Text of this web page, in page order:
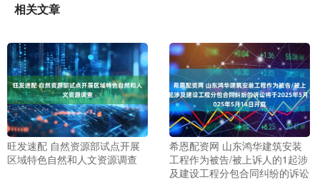
相关文章
旺发速配 自然资源部试点开展
区域特色自然和人文资源调查
希恩配资网 山东鸿华建筑安装
工程作为被告/被上诉人的1起涉
及建设工程分包合同纠纷的诉讼